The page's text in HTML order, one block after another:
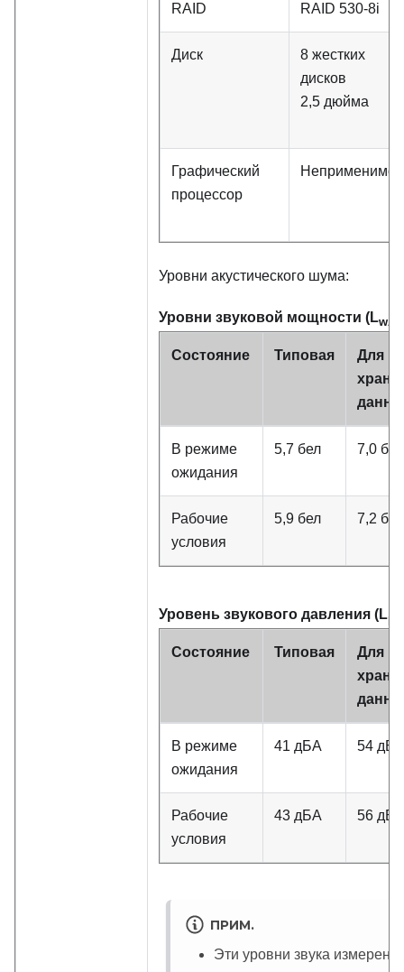
RAID RAID 530-8i
Диск
8 жестких
дисков
2,5 дюйма
Графический
процессор
Неприменимо
Уровни акустического шума:
Уровни звуковой мощности (LwA,
Состояние Типовая
Для
В режиме
ожидания
5,7 бел 7,0 бел
Рабочие
условия
5,9 бел 7,2 бел
Уровень звукового давления (L
Состояние Типовая
Для
В режиме
ожидания
41 дБА 54 дБА
Рабочие
условия
43 дБА 56 дБА
ПРИМ.
Эти уровни звука